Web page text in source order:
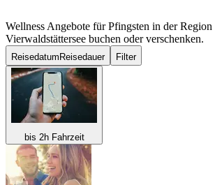
Wellness Angebote für Pfingsten in der
Vierwaldstättersee buchen oder verschenken.
Reisedatum Reisedauer Filter
bis 2h Fahrzeit